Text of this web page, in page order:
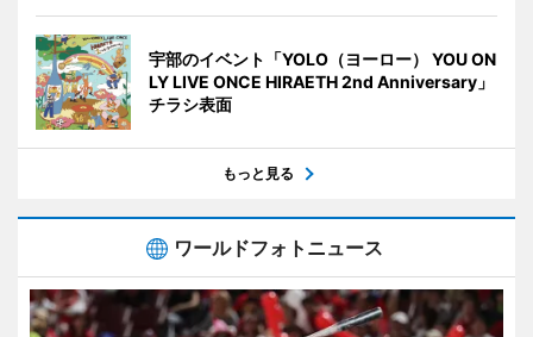
宇部のイベント「YOLO（ヨーロー） YOU ON
LY LIVE ONCE HIRAETH 2nd Anniversary」
チラシ表面
もっと見る
ワールドフォトニュース